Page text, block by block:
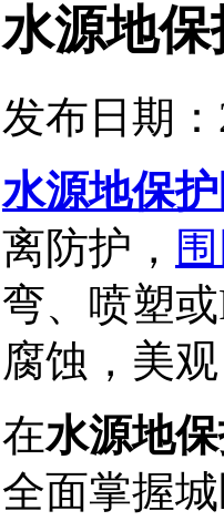
水源地
发布日期
水源地保
离防护， 围
弯、喷塑或
腐蚀，美
在水源地
全面掌握